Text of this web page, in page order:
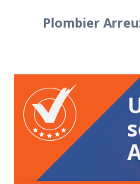
Plombier